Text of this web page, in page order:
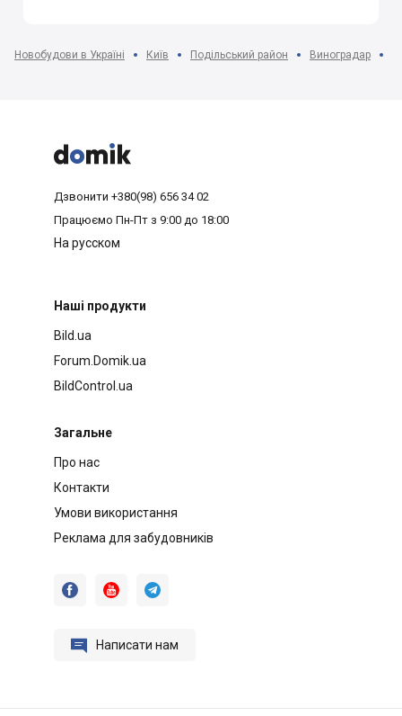
Новобудови в Україні Київ Подільський район Виноградар



Дзвонити +380(98) 656 34 02
Працюємо Пн-Пт з 9:00 до 18:00
На русском
Наші продукти
Bild.ua
Forum.Domik.ua
BildControl.ua
Загальне
Про нас
Контакти
Умови використання
Реклама для забудовників
  
 Написати нам